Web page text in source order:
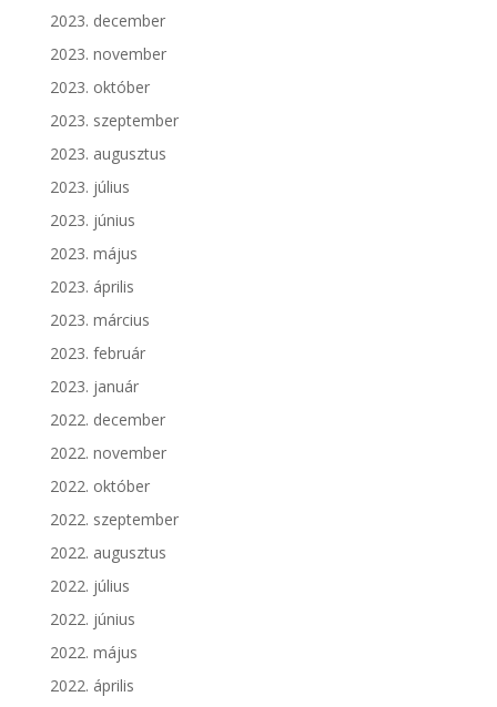
2023. december
2023. november
2023. október
2023. szeptember
2023. augusztus
2023. július
2023. június
2023. május
2023. április
2023. március
2023. február
2023. január
2022. december
2022. november
2022. október
2022. szeptember
2022. augusztus
2022. július
2022. június
2022. május
2022. április